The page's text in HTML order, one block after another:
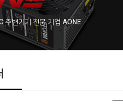
변기기 전문 기업 AONE